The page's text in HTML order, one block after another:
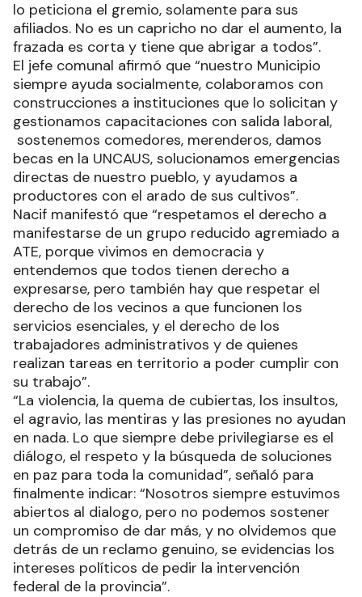
lo peticiona el gremio, solamente para sus
afiliados. No es un capricho no dar el aumento, la
frazada es corta y tiene que abrigar a todos”.
El jefe comunal afirmó que “nuestro Municipio
siempre ayuda socialmente, colaboramos con
construcciones a instituciones que lo solicitan y
gestionamos capacitaciones con salida laboral,
sostenemos comedores, merenderos, damos
becas en la UNCAUS, solucionamos emergencias
directas de nuestro pueblo, y ayudamos a
productores con el arado de sus cultivos”.
Nacif manifestó que “respetamos el derecho a
manifestarse de un grupo reducido agremiado a
ATE, porque vivimos en democracia y
entendemos que todos tienen derecho a
expresarse, pero también hay que respetar el
derecho de los vecinos a que funcionen los
servicios esenciales, y el derecho de los
trabajadores administrativos y de quienes
realizan tareas en territorio a poder cumplir con
su trabajo”.
“La violencia, la quema de cubiertas, los insultos,
el agravio, las mentiras y las presiones no ayudan
en nada. Lo que siempre debe privilegiarse es el
diálogo, el respeto y la búsqueda de soluciones
en paz para toda la comunidad”, señaló para
finalmente indicar: “Nosotros siempre estuvimos
abiertos al dialogo, pero no podemos sostener
un compromiso de dar más, y no olvidemos que
detrás de un reclamo genuino, se evidencias los
intereses políticos de pedir la intervención
federal de la provincia”.